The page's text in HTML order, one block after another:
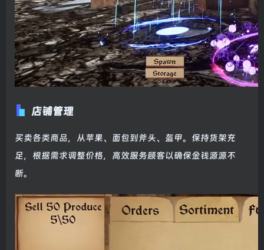
店铺管理
买卖各类商品，从苹果、面包到斧头、盔甲。保持货架充
足，根据需求调整价格，高效服务顾客以确保金钱源源不
断。